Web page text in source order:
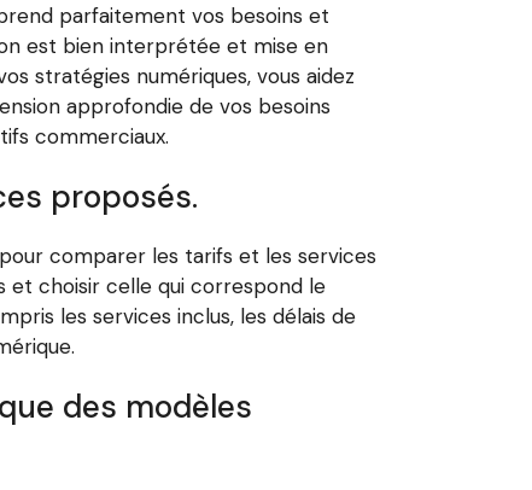
parfaitement vos besoins et
est bien interprétée et mise en
stratégies numériques, vous aidez
approfondie de vos besoins
commerciaux.
proposés.
comparer les tarifs et les services
et choisir celle qui correspond le
les services inclus, les délais de
des modèles